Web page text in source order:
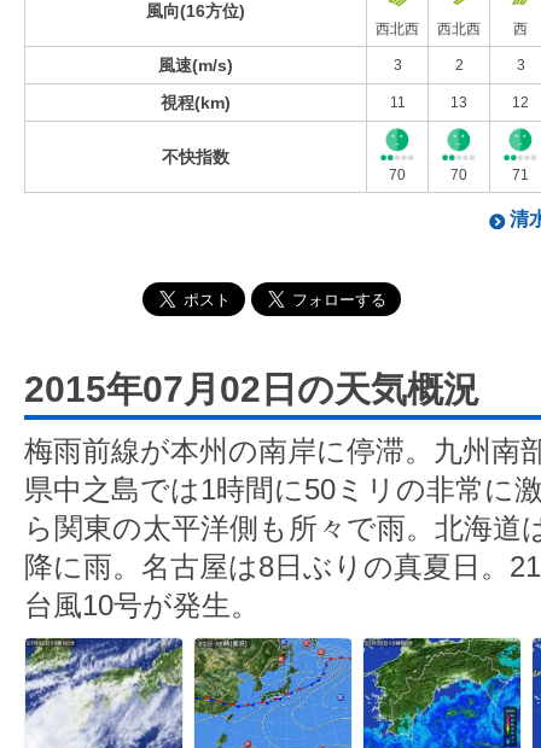
風向(16方位)
西北西 西北西 西
風速(m/s) 3 2 3
視程(km) 11 13 12
不快指数
70 70 71
清
2015年07月02日の天気概況
梅雨前線が本州の南岸に停滞。九州南
県中之島では1時間に50ミリの非常に
ら関東の太平洋側も所々で雨。北海道
降に雨。名古屋は8日ぶりの真夏日。
台風10号が発生。